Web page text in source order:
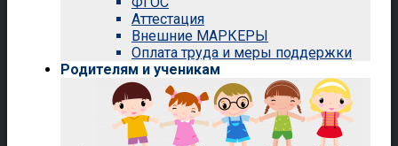
Аттестация
Внешние МАРКЕРЫ
Оплата труда и меры поддержки
Родителям и ученикам